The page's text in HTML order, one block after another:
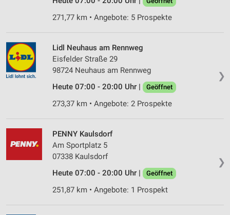
271,77 km • Angebote: 5 Prospekte
❯
Lidl Neuhaus am Rennweg
Eisfelder Straße 29
98724 Neuhaus am Rennweg
Heute 07:00 - 20:00 Uhr |
Geöffnet
273,37 km • Angebote: 2 Prospekte
❯
PENNY Kaulsdorf
Am Sportplatz 5
07338 Kaulsdorf
Heute 07:00 - 20:00 Uhr |
Geöffnet
251,87 km • Angebote: 1 Prospekt